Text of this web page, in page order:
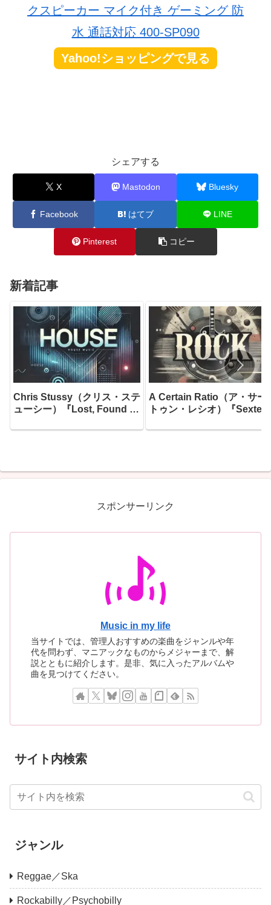
クスピーカー マイク付き ゲーミング 防
水 通話対応 400-SP090
Yahoo!ショッピングで見る
シェアする
X Mastodon Bluesky
Facebook はてブ LINE
Pinterest コピー
新着記事
Chris Stussy（クリス・ステ
ューシー）『Lost, Found &
ダムのアンダーグラウンドを
旅路に散らばった「未完のア
イデア」を拾い集め、ついに
A Certain Ratio（ア・サー
トゥン・レシオ）『Sextet
生んだ最も「踊れる」傑作
バム」と今なお称賛され続
る、1982年最大の隠れた傑
スポンサーリンク
Music in my life
当サイトでは、管理人おすすめの楽曲をジャンルや年
代を問わず、マニアックなものからメジャーまで、解
説とともに紹介します。是非、気に入ったアルバムや
曲を見つけてください。
サイト内検索
ジャンル
Reggae／Ska
Rockabilly／Psychobilly